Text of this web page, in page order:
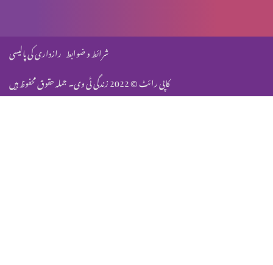
فرشتگان (پارٹ 2)کاپی رائٹ © 2022 زندگی ٹی وی۔ جملہ حقوق محفوظ ہیں
شرائط و ضوابط رازداری کی پالیسی